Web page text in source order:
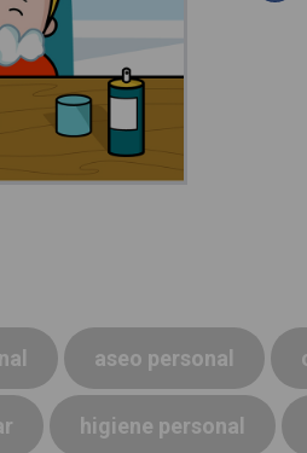
aseo personal
higiene personal